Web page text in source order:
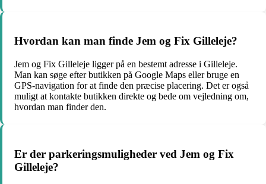
Hvordan kan man finde Jem og Fix Gilleleje?
Jem og Fix Gilleleje ligger på en bestemt adresse i Gilleleje.
Man kan søge efter butikken på Google Maps eller bruge en
GPS-navigation for at finde den præcise placering. Det er også
muligt at kontakte butikken direkte og bede om vejledning om,
hvordan man finder den.
Er der parkeringsmuligheder ved Jem og Fix
Gilleleje?